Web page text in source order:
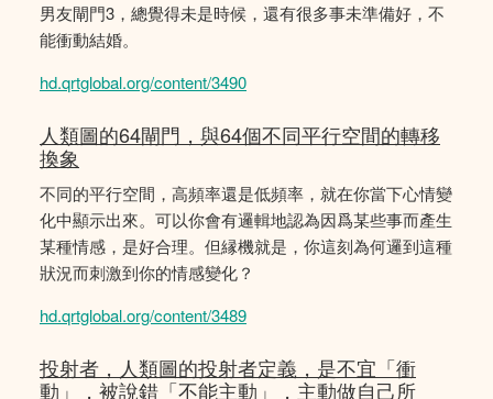
男友閘門3，總覺得未是時候，還有很多事未準備好，不
能衝動結婚。
hd.qrtglobal.org/content/3490
人類圖的64閘門，與64個不同平行空間的轉移
換象
不同的平行空間，高頻率還是低頻率，就在你當下心情變
化中顯示出來。可以你會有邏輯地認為因爲某些事而產生
某種情感，是好合理。但縁機就是，你這刻為何邏到這種
狀況而刺激到你的情感變化？
hd.qrtglobal.org/content/3489
投射者，人類圖的投射者定義，是不宜「衝
動」，被說錯「不能主動」，主動做自己所